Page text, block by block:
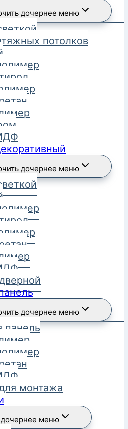
дочернее меню
потолков
дочернее меню
дочернее меню
панель
монтажа
меню